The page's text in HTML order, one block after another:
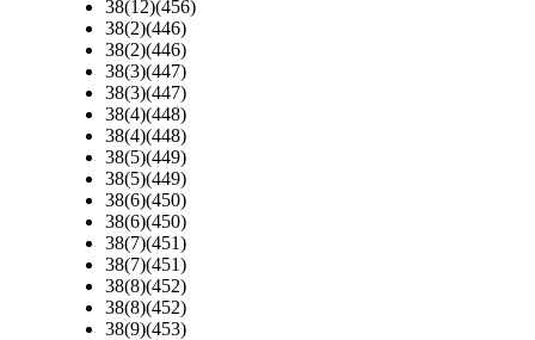
38(12)(456)
38(2)(446)
38(2)(446)
38(3)(447)
38(3)(447)
38(4)(448)
38(4)(448)
38(5)(449)
38(5)(449)
38(6)(450)
38(6)(450)
38(7)(451)
38(7)(451)
38(8)(452)
38(8)(452)
38(9)(453)